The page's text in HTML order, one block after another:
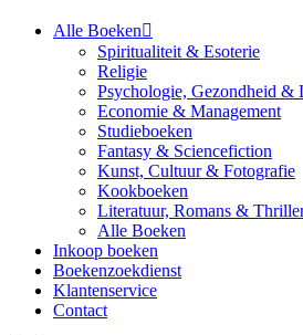
Alle Boeken
Spiritualiteit & Esoterie
Religie
Psychologie, Gezondheid &
Economie & Management
Studieboeken
Fantasy & Sciencefiction
Kunst, Cultuur & Fotografie
Kookboeken
Literatuur, Romans &
Alle Boeken
Inkoop boeken
Boekenzoekdienst
Klantenservice
Contact